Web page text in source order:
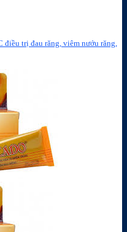
điều trị đau răng, viêm nướu răng,